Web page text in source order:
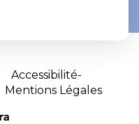
Accessibilité
Mentions Légales